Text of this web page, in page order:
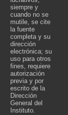
siempre y
cuando no se
mutile, se cite
la fuente
completa y su
dirección
electrónica; su
uso para otros
fines, requiere
autorización
previa y por
escrito de la
Dirección
General del
Instituto.